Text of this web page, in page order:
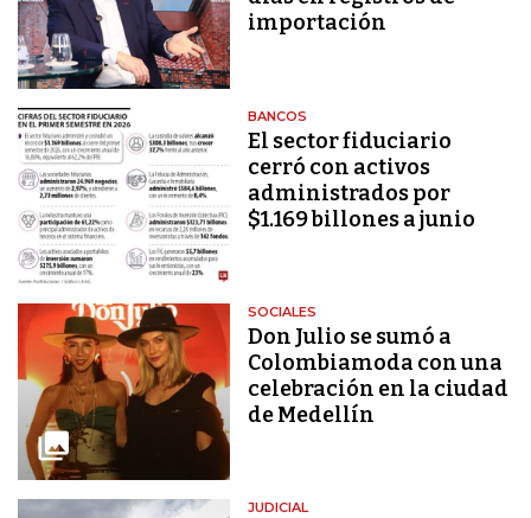
importación
BANCOS
El sector fiduciario
cerró con activos
administrados por
$1.169 billones a junio
SOCIALES
Don Julio se sumó a
Colombiamoda con una
celebración en la ciudad
de Medellín
JUDICIAL